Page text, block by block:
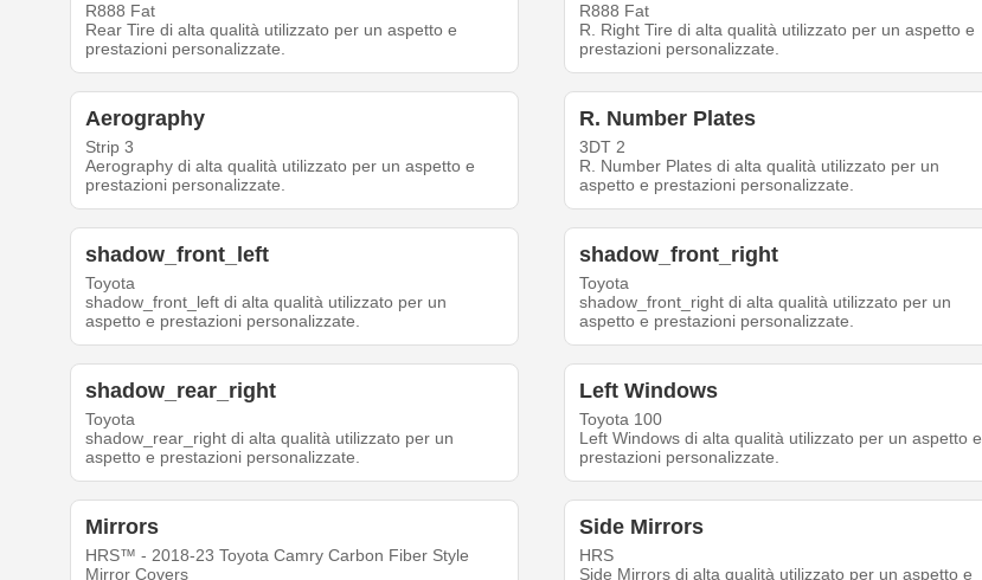
R888 Fat
Rear Tire di alta qualità utilizzato per un aspetto e
prestazioni personalizzate.
R888 Fat
R. Right Tire di alta qualità utilizzato per un aspetto e
prestazioni personalizzate.
Aerography
Strip 3
Aerography di alta qualità utilizzato per un aspetto e
prestazioni personalizzate.
R. Number Plates
3DT 2
R. Number Plates di alta qualità utilizzato per un
aspetto e prestazioni personalizzate.
shadow_front_left
Toyota
shadow_front_left di alta qualità utilizzato per un
aspetto e prestazioni personalizzate.
shadow_front_right
Toyota
shadow_front_right di alta qualità utilizzato per un
aspetto e prestazioni personalizzate.
shadow_rear_right
Toyota
shadow_rear_right di alta qualità utilizzato per un
aspetto e prestazioni personalizzate.
Left Windows
Toyota 100
Left Windows di alta qualità utilizzato per un aspetto e
prestazioni personalizzate.
Mirrors
HRS™ - 2018-23 Toyota Camry Carbon Fiber Style
Mirror Covers
Side Mirrors
HRS
Side Mirrors di alta qualità utilizzato per un aspetto e